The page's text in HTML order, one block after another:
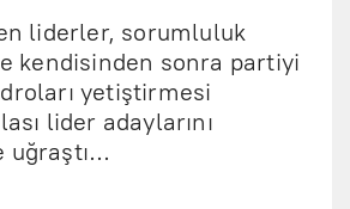
liderler, sorumluluk
kendisinden sonra partiyi
yetiştirmesi
lider adaylarını
uğraştı...